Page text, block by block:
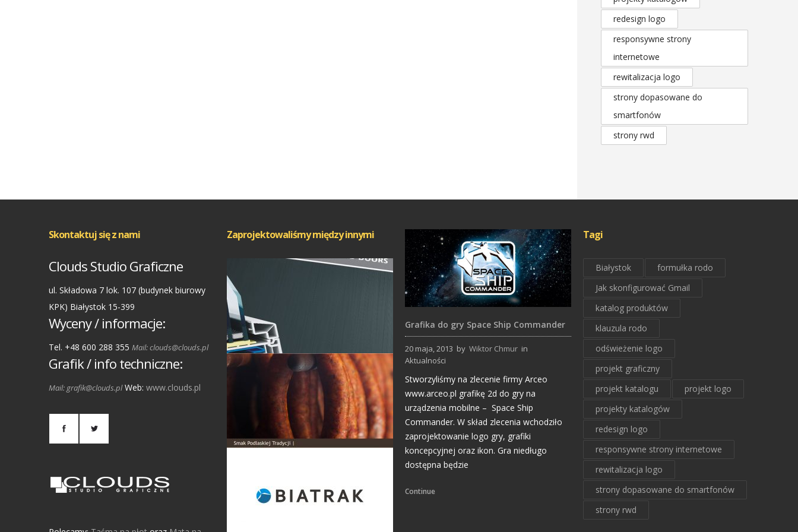
redesign logo
responsywne strony
internetowe
rewitalizacja logo
strony dopasowane do
smartfonów
strony rwd
Skontaktuj się z nami
Clouds Studio Graficzne
ul. Składowa 7 lok. 107 (budynek biurowy
KPK) Białystok 15-399
Wyceny / informacje:
Tel. +48 600 288 355 Mail: clouds@clouds.pl
Grafik / info techniczne:
Mail: grafik@clouds.plWeb: www.clouds.pl
Zaprojektowaliśmy między innymi
Projekty Folderów
Grafika do gry Space Ship Commander
20 maja, 2013 by Wiktor Chmur in
Aktualności
Stworzyliśmy na zlecenie firmy Arceo
www.arceo.pl grafikę 2d do gry na
urządzenia mobilne – Space Ship
Commander. W skład zlecenia wchodziło
zaprojektowanie logo gry, grafiki
koncepcyjnej oraz ikon. Gra niedługo
dostępna będzie
Continue
Tagi
Białystok
formułka rodo
Jak skonfigurować Gmail
katalog produktów
klauzula rodo
odświeżenie logo
projekt graficzny
projekt katalogu
projekt logo
projekty katalogów
redesign logo
responsywne strony internetowe
rewitalizacja logo
strony dopasowane do smartfonów
strony rwd